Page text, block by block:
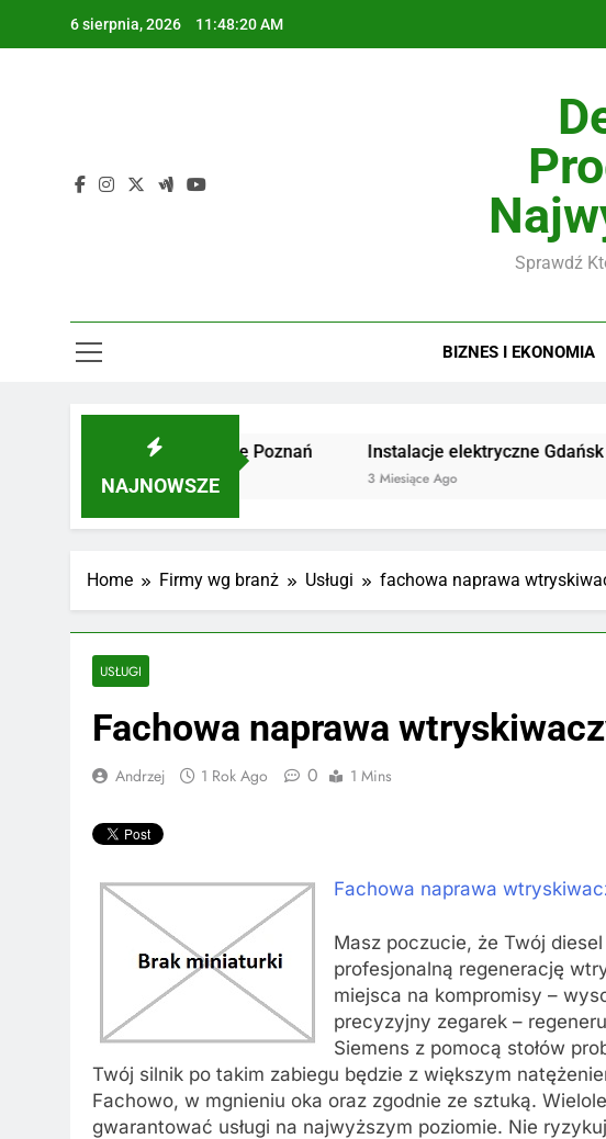
6 sierpnia, 2026 11:48:21 AM
Sprawdź
BIZNES I EKONOMIA
NAJNOWSZE
Żaluzje drewniane Poznań
2 Miesiące Ago
Instalacje elektryczne Gdańsk
3 Miesiące Ago
Home Firmy wg branż Usługi fachowa naprawa
USŁUGI
Fachowa naprawa
Andrzej 1 Rok Ago 0 1 Mins
Fachowa naprawa
Masz poczucie, że Twój
profesjonalną regenerację
miejsca na kompromisy –
precyzyjny zegarek –
Siemens z pomocą stołów
Twój silnik po takim zabiegu będzie z większym
Fachowo, w mgnieniu oka oraz zgodnie ze sztuką.
gwarantować usługi na najwyższym poziomie. Nie